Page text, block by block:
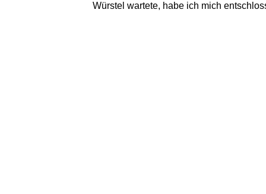
Würstel wartete, habe ich mich